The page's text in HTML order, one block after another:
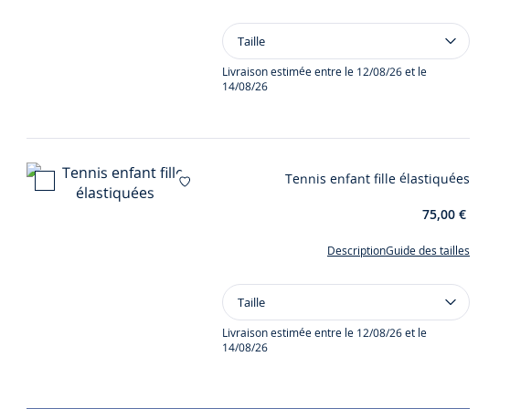
Taille
Robe
enfant
fille
Taille
Livraison estimée entre le 12/08/26 et le
14/08/26
Ajouter à mes favoris : Tennis enfant fille
Tennis enfant fille élastiquées
75,00 €
Description Guide des tailles
Taille
Tennis
enfant
fille
Taille
Livraison estimée entre le 12/08/26 et le
14/08/26